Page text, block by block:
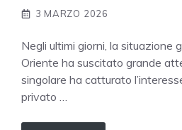
3 MARZO 2026
Negli ultimi giorni, la situazione
Oriente ha suscitato grande
singolare ha catturato
privato …